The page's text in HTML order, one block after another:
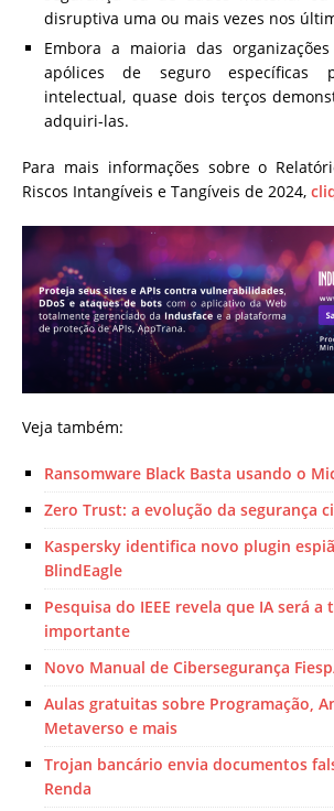
disruptiva uma ou mais vezes nos
Embora a maioria das
apólices de seguro específicas
intelectual, quase dois terços
adquiri-las.
Para mais informações sobre o
Riscos Intangíveis e Tangíveis de 2024,
Veja também:
Ransomware Black Basta usando o
Zero Trust: a evolução da segurança
Kaspersky identifica novo plugin
BlindEagle
Pesquisa do IEEE revela que IA será
importante
Novo Manual de Cibersegurança
Aulas gratuitas sobre Programação,
Metaverso e mais
Trojan bancário envia documentos
Renda